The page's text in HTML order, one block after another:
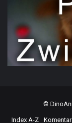
©
Index A-Z